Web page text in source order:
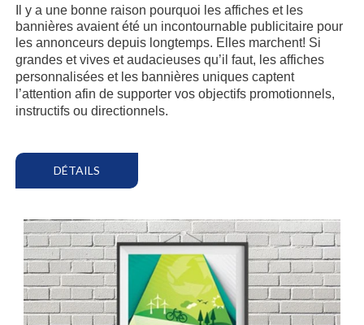
Il y a une bonne raison pourquoi les affiches et les
bannières avaient été un incontournable publicitaire pour
les annonceurs depuis longtemps. Elles marchent! Si
grandes et vives et audacieuses qu’il faut, les affiches
personnalisées et les bannières uniques captent
l’attention afin de supporter vos objectifs promotionnels,
instructifs ou directionnels.
DÉTAILS